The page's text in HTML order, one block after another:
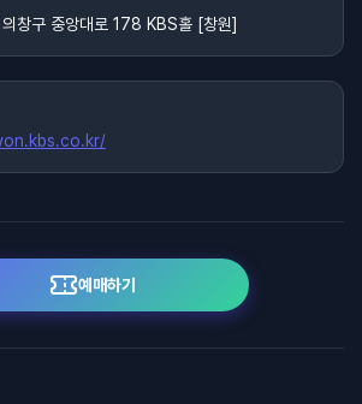
의창구 중앙대로 178 KBS홀 [창원]
예매하기